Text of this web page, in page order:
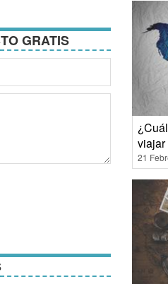
GRATIS
viajar
21